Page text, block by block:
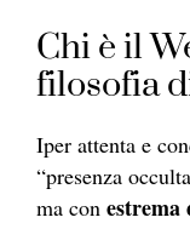
Chi è il
filosofia
Iper attenta e
“presenza
ma con estrema